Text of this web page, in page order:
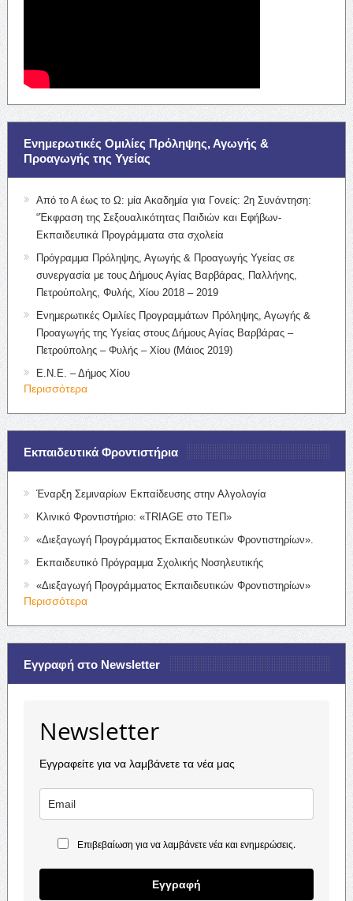
Ενημερωτικές Ομιλίες Πρόληψης, Αγωγής &
Προαγωγής της Υγείας
Από το Α έως το Ω: μία Ακαδημία για Γονείς: 2η Συνάντηση:
“Έκφραση της Σεξουαλικότητας Παιδιών και Εφήβων-
Εκπαιδευτικά Προγράμματα στα σχολεία
Πρόγραμμα Πρόληψης, Αγωγής & Προαγωγής Υγείας σε
συνεργασία με τους Δήμους Αγίας Βαρβάρας, Παλλήνης,
Πετρούπολης, Φυλής, Χίου 2018 – 2019
Ενημερωτικές Ομιλίες Προγραμμάτων Πρόληψης, Αγωγής &
Προαγωγής της Υγείας στους Δήμους Αγίας Βαρβάρας –
Πετρούπολης – Φυλής – Χίου (Μάιος 2019)
Ε.Ν.Ε. – Δήμος Χίου
Περισσότερα
Εκπαιδευτικά Φροντιστήρια
Έναρξη Σεμιναρίων Εκπαίδευσης στην Αλγολογία
Κλινικό Φροντιστήριο: «TRIAGE στο ΤΕΠ»
«Διεξαγωγή Προγράμματος Εκπαιδευτικών Φροντιστηρίων».
Εκπαιδευτικό Πρόγραμμα Σχολικής Νοσηλευτικής
«Διεξαγωγή Προγράμματος Εκπαιδευτικών Φροντιστηρίων»
Περισσότερα
Εγγραφή στο Newsletter
Newsletter
Εγγραφείτε για να λαμβάνετε τα νέα μας
Επιβεβαίωση για να λαμβάνετε νέα και ενημερώσεις.
Εγγραφή